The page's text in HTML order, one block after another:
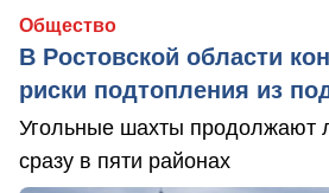
Общество
В Ростовской области
риски подтопления из
Угольные шахты продолжают
сразу в пяти районах